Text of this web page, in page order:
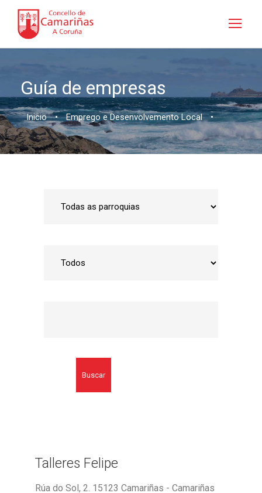
Guía de empresas
Inicio • Emprego e Desenvolvemento Local •
Buscar
Talleres Felipe
Rúa do Sol, 2. 15123 Camariñas - Camariñas